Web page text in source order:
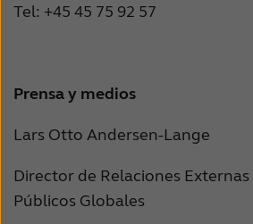
Tel: +45 45 75 92 57
Prensa y medios
Lars Otto Andersen-Lange
Director de Relaciones
Públicos Globales